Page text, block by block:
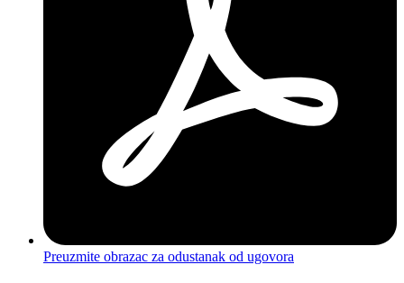
Preuzmite obrazac za odustanak od ugovora